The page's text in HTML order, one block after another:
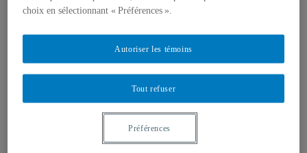
Événements à venir
Archives et bilans
Colloque international CRISES
Vidéos et baladodiffusions
choix en sélectionnant « Préférences ».
Tout refuser
Autoriser les témoins
Préférences